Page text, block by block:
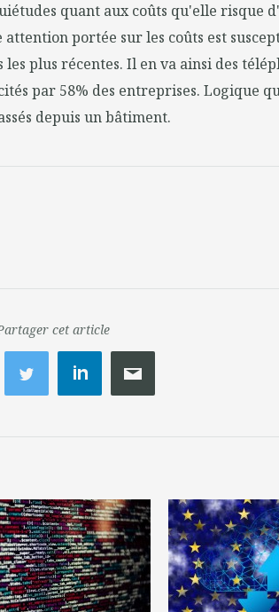
quant aux coûts qu'elle risque
portée sur les coûts est
plus récentes. Il en va ainsi des
par 58% des entreprises. Logique
depuis un bâtiment.
cet article